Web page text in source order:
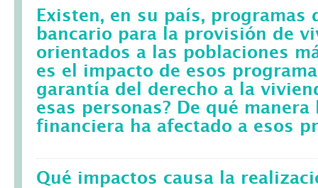
Existen, en su país, programas
bancario para la provisión de
orientados a las poblaciones
es el impacto de esos
garantía del derecho a la
esas personas? De qué
financiera ha afectado a esos
Qué impactos causa la